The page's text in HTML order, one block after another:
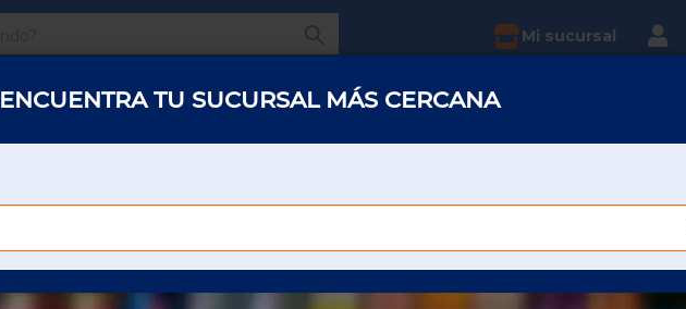
¿Qué estas buscando? Mi sucursal
CHEETOS COLMILLOS SABRITAS
ENCUENTRA TU SUCURSAL MÁS CERCANA